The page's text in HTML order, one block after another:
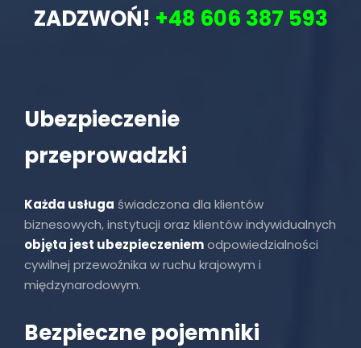
ZADZWOŃ! +48 606 387 593
Ubezpieczenie
przeprowadzki
Każda usługa świadczona dla klientów
biznesowych, instytucji oraz klientów indywidualnych
objęta jest ubezpieczeniemodpowiedzialności
cywilnej przewoźnika w ruchu krajowym i
międzynarodowym.
Bezpieczne pojemniki